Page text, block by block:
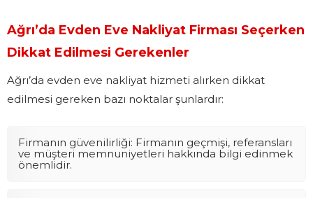
Ağrı’da Evden Eve Nakliyat Firması Seçerken
Dikkat Edilmesi Gerekenler
Ağrı’da evden eve nakliyat hizmeti alırken dikkat
edilmesi gereken bazı noktalar şunlardır:
Firmanın güvenilirliği: Firmanın geçmişi, referansları
ve müşteri memnuniyetleri hakkında bilgi edinmek
önemlidir.